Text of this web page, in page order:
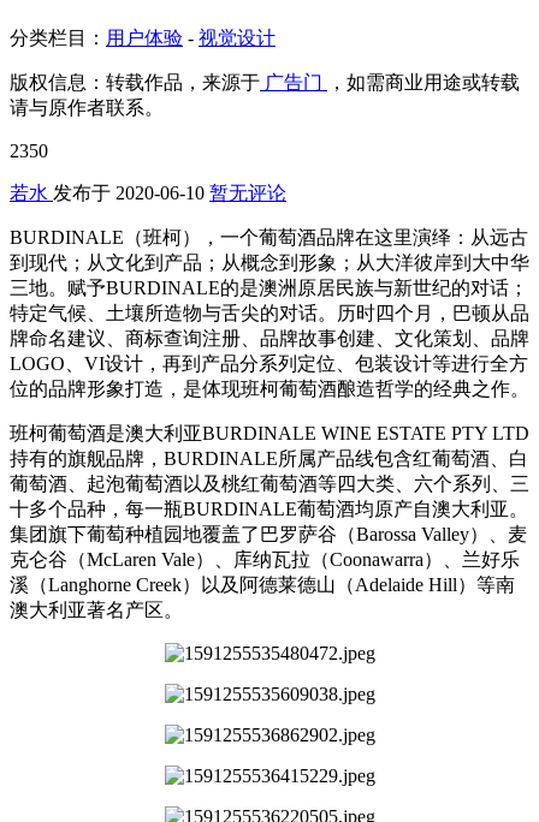
分类栏目： 用户体验 - 视觉设计
版权信息： 转载作品，来源于 广告门
，如需商业用途或转载
请与原作者联系。
2350
若水 发布于 2020-06-10 暂无评论
BURDINALE（班柯），一个葡萄酒品牌在这里演绎：从远古
到现代；从文化到产品；从概念到形象；从大洋彼岸到大中华
三地。赋予BURDINALE的是澳洲原居民族与新世纪的对话；
特定气候、土壤所造物与舌尖的对话。历时四个月，巴顿从品
牌命名建议、商标查询注册、品牌故事创建、文化策划、品牌
LOGO、VI设计，再到产品分系列定位、包装设计等进行全方
位的品牌形象打造，是体现班柯葡萄酒酿造哲学的经典之作。
班柯葡萄酒是澳大利亚BURDINALE WINE ESTATE PTY LTD
持有的旗舰品牌，BURDINALE所属产品线包含红葡萄酒、白
葡萄酒、起泡葡萄酒以及桃红葡萄酒等四大类、六个系列、三
十多个品种，每一瓶BURDINALE葡萄酒均原产自澳大利亚。
集团旗下葡萄种植园地覆盖了巴罗萨谷（Barossa Valley）、麦
克仑谷（McLaren Vale）、库纳瓦拉（Coonawarra）、兰好乐
溪（Langhorne Creek）以及阿德莱德山（Adelaide Hill）等南
澳大利亚著名产区。